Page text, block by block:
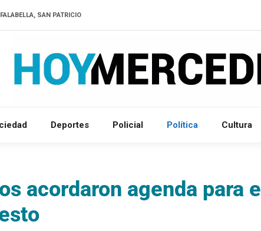
SAN PATRICIO
Deportes Policial Política Cultura
acordaron agenda para el